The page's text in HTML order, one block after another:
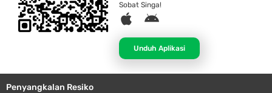
Sobat Singa!
A
p
l
e
A
d
r
o
Unduh Aplikasi
Penyangkalan Resiko